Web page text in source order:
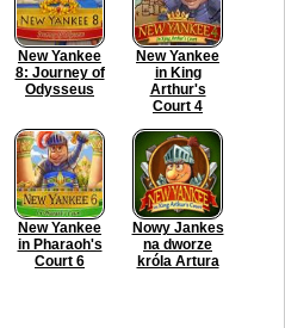
New Yankee
8: Journey of
Odysseus
New Yankee
in King
Arthur's
Court 4
New Yankee
in Pharaoh's
Court 6
Nowy Jankes
na dworze
króla Artura